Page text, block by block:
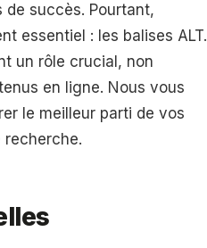
succès. Pourtant,
essentiel : les balises ALT.
un rôle crucial, non
en ligne. Nous vous
le meilleur parti de vos